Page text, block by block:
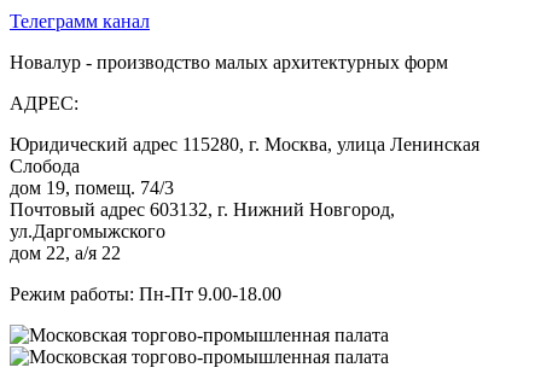
Телеграмм канал
Новалур - производство малых архитектурных форм
АДРЕС:
Юридический адрес 115280, г. Москва, улица Ленинская
Слобода
дом 19, помещ. 74/3
Почтовый адрес 603132, г. Нижний Новгород,
ул.Даргомыжского
дом 22, а/я 22
Режим работы: Пн-Пт 9.00-18.00